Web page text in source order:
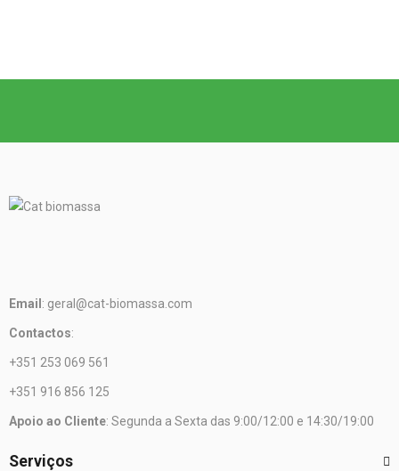
Email : geral@cat-biomassa.com
Contactos:
+351 253 069 561
+351 916 856 125
Apoio ao Cliente: Segunda a Sexta das 9:00/12:00 e 14:30/19:00
Serviços